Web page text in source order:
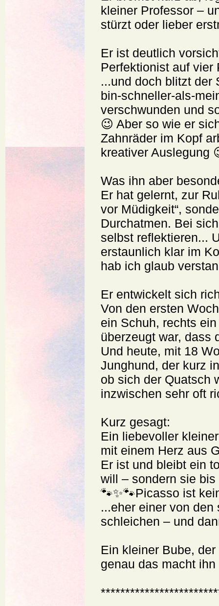
kleiner Professor –
stürzt oder lieber
Er ist deutlich
Perfektionist auf vier
...und doch blitzt der
bin-schneller-als-
verschwunden und
😉 Aber so wie er
Zahnräder im Kopf
kreativer Auslegung
Was ihn aber
Er hat gelernt, zur
vor Müdigkeit“,
Durchatmen. Bei
selbst reflektieren...
erstaunlich klar im
hab ich glaub
Er entwickelt sich
Von den ersten
ein Schuh, rechts
überzeugt war, dass
Und heute, mit 18
Junghund, der kurz
ob sich der Quatsch
inzwischen sehr oft
Kurz gesagt:
Ein liebevoller
mit einem Herz aus
Er ist und bleibt ein
will – sondern sie
🐾✨🐾Picasso ist
...eher einer von
schleichen – und
Ein kleiner Bube,
genau das macht